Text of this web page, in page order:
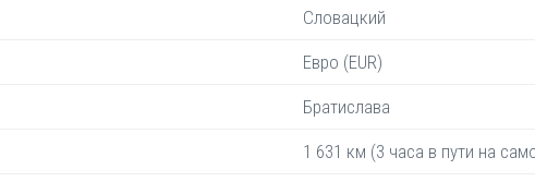
Словацкий
Евро (EUR)
Братислава
1 631 км (3 часа в пути на